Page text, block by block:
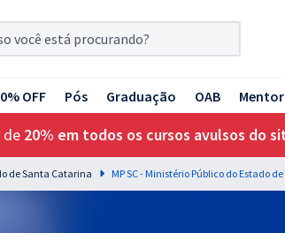
OFF Pós Graduação OAB
de 20% em todos os cursos avulsos do
de Santa Catarina